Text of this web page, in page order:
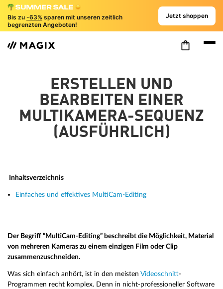
Bis zu -63% sparen mit unseren zeitlich
begrenzten Angeboten!
Jetzt shoppen
ERSTELLEN UND
BEARBEITEN EINER
MULTIKAMERA-SEQUENZ
(AUSFÜHRLICH)
Inhaltsverzeichnis
Einfaches und effektives MultiCam-Editing
Der Begriff “MultiCam-Editing” beschreibt die Möglichkeit, Material
von mehreren Kameras zu einem einzigen Film oder Clip
zusammenzuschneiden.
Was sich einfach anhört, ist in den meisten Videoschnitt-
Programmen recht komplex. Denn in nicht-professioneller Software